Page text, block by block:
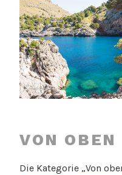
VON OBEN
Die Kategorie „Von